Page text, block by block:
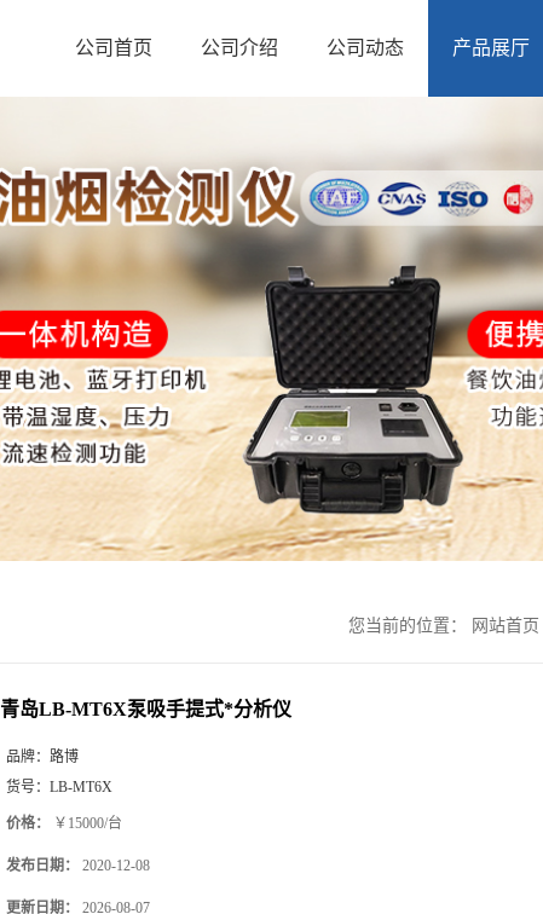
公司首页 公司介绍 公司动态 产品展厅
您当前的位置： 网站首页
青岛LB-MT6X泵吸手提式*分析仪
品牌： 路博
货号： LB-MT6X
价格： ￥15000/台
发布日期： 2020-12-08
更新日期： 2026-08-07